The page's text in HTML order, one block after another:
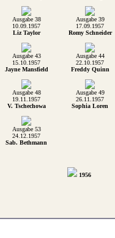
Ausgabe 38 Ausgabe 39
10.09.1957
17.09.1957
Liz Taylor
Romy Schneider
Ausgabe 43 Ausgabe 44
15.10.1957
22.10.1957
Jayne Mansfield
Freddy Quinn
Ausgabe 48 Ausgabe 49
19.11.1957
26.11.1957
V. Tschechowa
Sophia Loren
Ausgabe 53
24.12.1957
Sab. Bethmann
1956